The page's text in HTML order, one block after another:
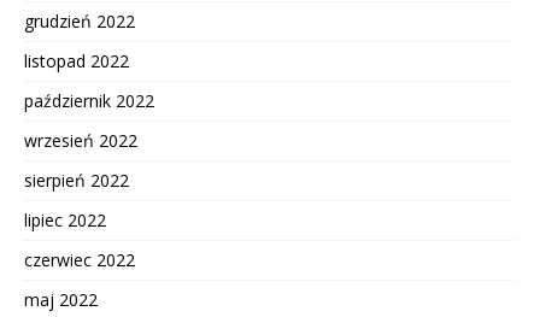
grudzień 2022
listopad 2022
październik 2022
wrzesień 2022
sierpień 2022
lipiec 2022
czerwiec 2022
maj 2022